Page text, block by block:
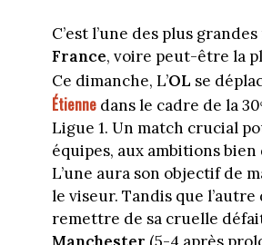
C’est l’une des plus
France, voire peut-être la
Ce dimanche, L’OL se
Étiennedans le cadre de la
Ligue 1. Un match crucial
équipes, aux ambitions
L’une aura son objectif de
le viseur. Tandis que l’autre
remettre de sa cruelle